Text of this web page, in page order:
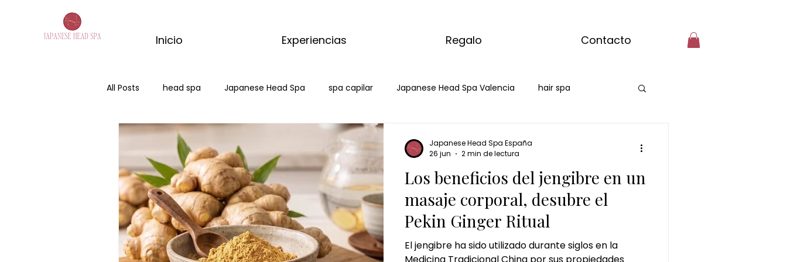
Inicio Experiencias Regalo Contacto
All Posts head spa Japanese Head Spa spa capilar Japanese Head Spa Valencia hair spa
hair spa burgos japanese head spa burgos
head spa buegos spa capilar burgos masaje de matcha matcha massage masaje con matcha
kyoto mactha ritual ritual corporal de matcha masaje de jengibre ritual de jengibre
Los beneficios del jengibre en un
masaje corporal, desubre el
Pekin Ginger Ritual
El jengibre ha sido utilizado durante siglos en la
Japanese Head Spa España
26 jun
2 min de lectura